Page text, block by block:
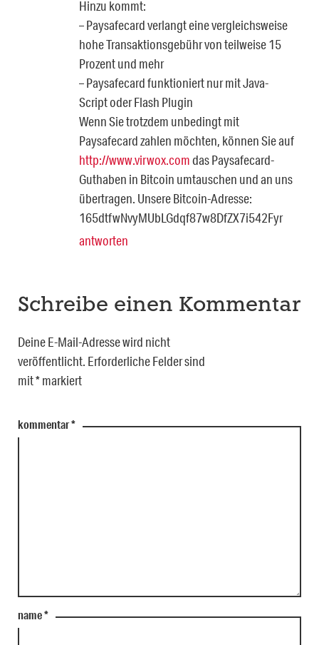
Hinzu kommt:
– Paysafecard verlangt eine vergleichsweise
hohe Transaktionsgebühr von teilweise 15
Prozent und mehr
– Paysafecard funktioniert nur mit Java-
Script oder Flash Plugin
Wenn Sie trotzdem unbedingt mit
Paysafecard zahlen möchten, können Sie auf
http://www.virwox.comdas Paysafecard-
Guthaben in Bitcoin umtauschen und an uns
übertragen. Unsere Bitcoin-Adresse:
165dtfwNvyMUbLGdqf87w8DfZX7i542Fyr
antworten
Schreibe einen Kommentar
Deine E-Mail-Adresse wird nicht
veröffentlicht. Erforderliche Felder sind
mit*markiert
kommentar*
name*